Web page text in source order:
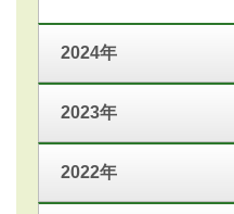
2024年
2023年
2022年